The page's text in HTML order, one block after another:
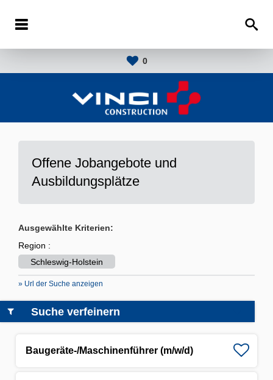
0
Offene Jobangebote und
Ausbildungsplätze
Ausgewählte Kriterien:
Region :
Schleswig-Holstein
» Url der Suche anzeigen
Baugeräte-/Maschinenführer (m/w/d)
Suche verfeinern